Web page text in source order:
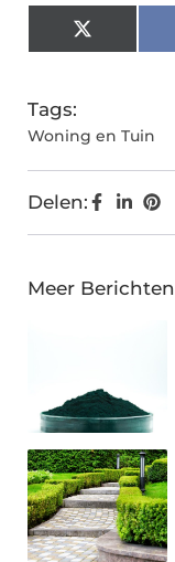
X
(Twitter)
Tags:
Woning en Tuin
Delen:
Meer Berichten